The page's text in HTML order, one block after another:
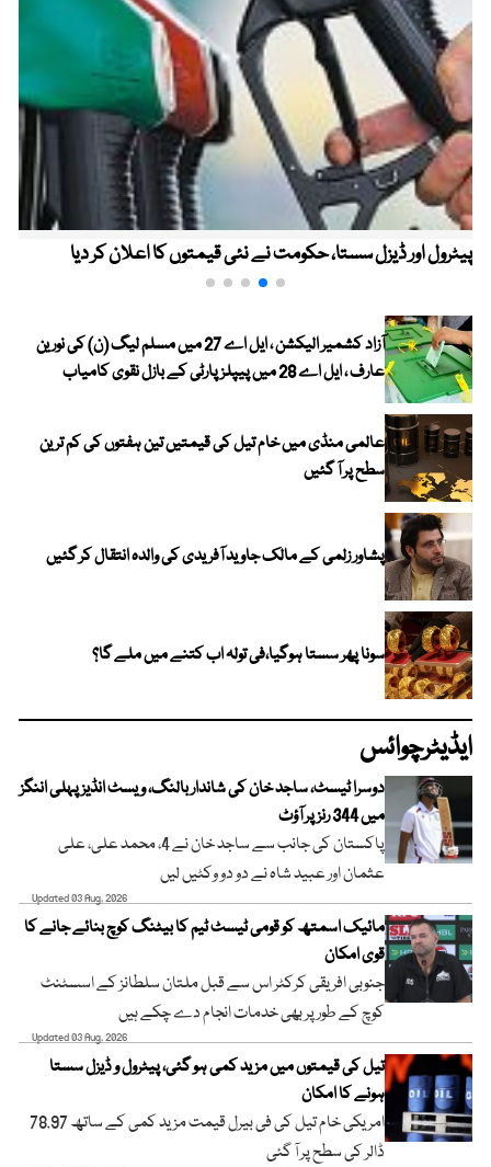
پیٹرول اور ڈیزل سستا، حکومت نے نئی قیمتوں کا اعلان کر دیا
آزاد کشمیر الیکشن ، ایل اے 27 میں مسلم لیگ (ن) کی نورین
عارف ، ایل اے 28 میں پیپلز پارٹی کے بازل نقوی کامیاب
عالمی منڈی میں خام تیل کی قیمتیں تین ہفتوں کی کم ترین
سطح پر آ گئیں
پشاور زلمی کے مالک جاوید آفریدی کی والدہ انتقال کر گئیں
سونا پھر سستا ہوگیا،فی تولہ اب کتنے میں ملے گا؟
ایڈیٹرچوائس
دوسرا ٹیسٹ، ساجد خان کی شاندار بالنگ، ویسٹ انڈیز پہلی اننگز
میں 344 رنز پر آؤٹ
پاکستان کی جانب سے ساجد خان نے 4، محمد علی، علی
عثمان اور عبید شاہ نے دو دو وکٹیں لیں
Updated 03 Aug, 2026
مائیک اسمتھ کو قومی ٹیسٹ ٹیم کا بیٹنگ کوچ بنائے جانے کا
قوی امکان
جنوبی افریقی کرکٹر اس سے قبل ملتان سلطانز کے اسسٹنٹ
کوچ کے طور پر بھی خدمات انجام دے چکے ہیں
Updated 03 Aug, 2026
تیل کی قیمتوں میں مزید کمی ہو گئی، پیٹرول و ڈیزل سستا
ہونے کا امکان
امریکی خام تیل کی فی بیرل قیمت مزید کمی کے ساتھ 78.97
ڈالر کی سطح پر آ گئی